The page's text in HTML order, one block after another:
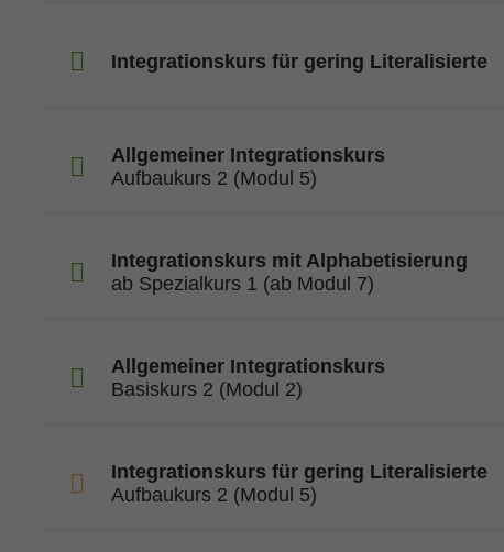
Integrationskurs für gering Literalisierte
Allgemeiner Integrationskurs
Aufbaukurs 2 (Modul 5)
Integrationskurs mit Alphabetisierung
ab Spezialkurs 1 (ab Modul 7)
Allgemeiner Integrationskurs
Basiskurs 2 (Modul 2)
Integrationskurs für gering Literalisierte
Aufbaukurs 2 (Modul 5)